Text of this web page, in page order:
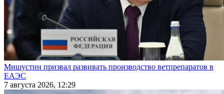
Мишустин призвал развивать производство ветпрепаратов в
ЕАЭС
7 августа 2026, 12:29